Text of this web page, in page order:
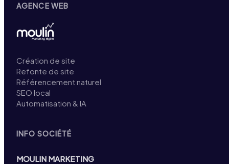
AGENCE WEB
Création de site
Refonte de site
Référencement naturel
SEO local
Automatisation & IA
INFO SOCIÉTÉ
MOULIN MARKETING